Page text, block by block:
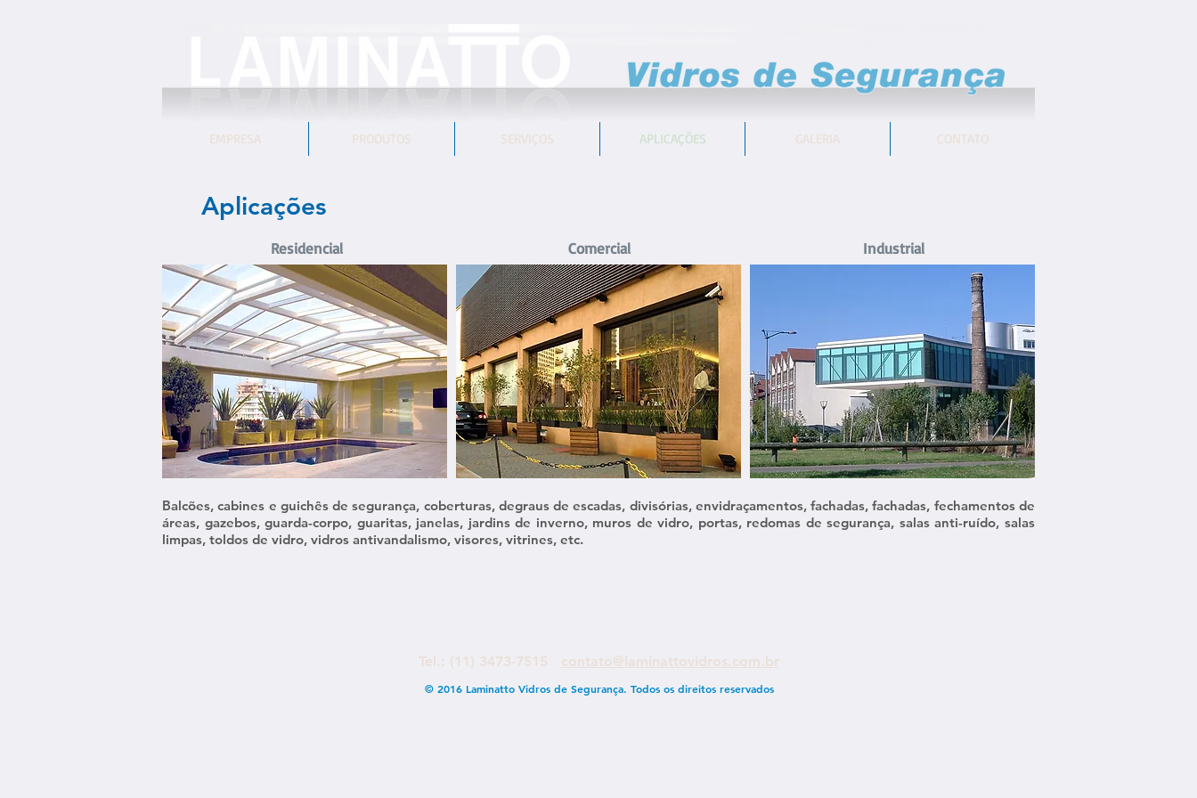
EMPRESA PRODUTOS SERVIÇOS APLICAÇÕES GALERIA CONTATO
Aplicações
Residencial Comercial Industrial
Balcões, cabines e guichês de segurança, coberturas, degraus de escadas, divisórias, envidraçamentos, fachadas, fachadas, fechamentos de
áreas, gazebos, guarda-corpo, guaritas, janelas, jardins de inverno, muros de vidro, portas, redomas de segurança, salas anti-ruído, salas
limpas, toldos de vidro, vidros antivandalismo, visores, vitrines, etc.​
Tel.: (11) 3473-7515 contato@laminattovidros.com.br
© 2016 Laminatto Vidros de Segurança. Todos os direitos reservados